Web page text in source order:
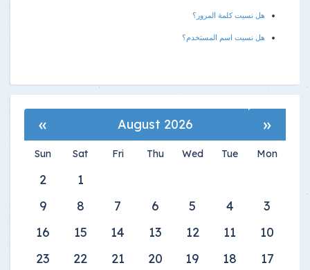
هل نسيت كلمة المرور؟
هل نسيت اسم المستخدم؟
«
August 2026
»
Mon
Tue
Wed
Thu
Fri
Sat
Sun
1
2
3
4
5
6
7
8
9
10
11
12
13
14
15
16
17
18
19
20
21
22
23